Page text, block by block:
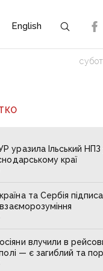
English
уразила Ільський НПЗ
краї
та Сербія
влучили в
— є загиблий та